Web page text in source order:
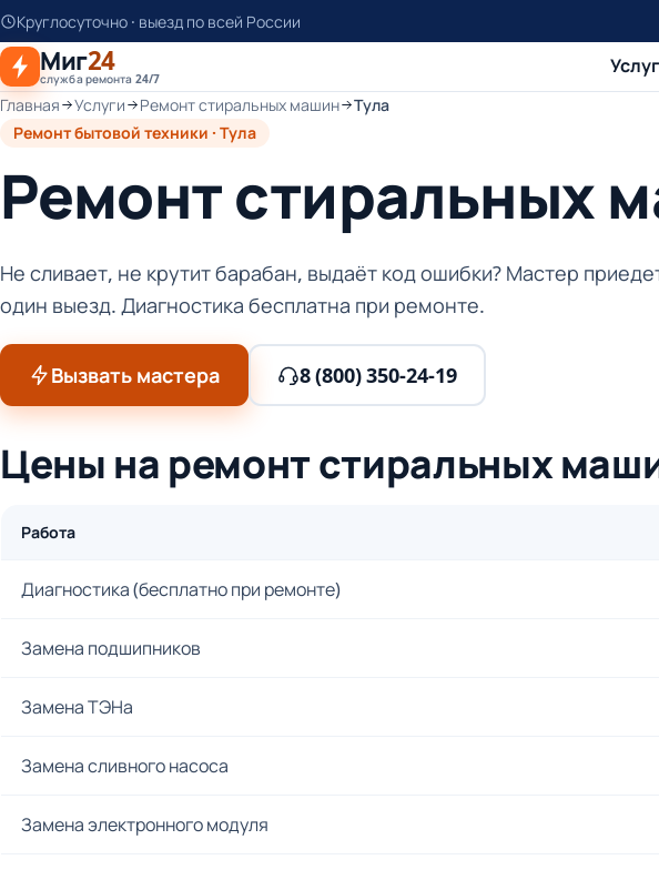
К
основному
контенту
Круглосуточно · выезд по всей России
Миг24
служба ремонта 24/7
Главная Услуги Ремонт стиральных машин
Тула
Ремонт бытовой техники · Тула
Ремонт стиральных
Не сливает, не крутит барабан, выдаёт код ошибки? Мастер
один выезд. Диагностика бесплатна при ремонте.
Вызвать мастера 8 (800) 350-24-19
Цены на ремонт стиральных
Работа
Диагностика (бесплатно при ремонте)
Замена подшипников
Замена ТЭНа
Замена сливного насоса
Замена электронного модуля